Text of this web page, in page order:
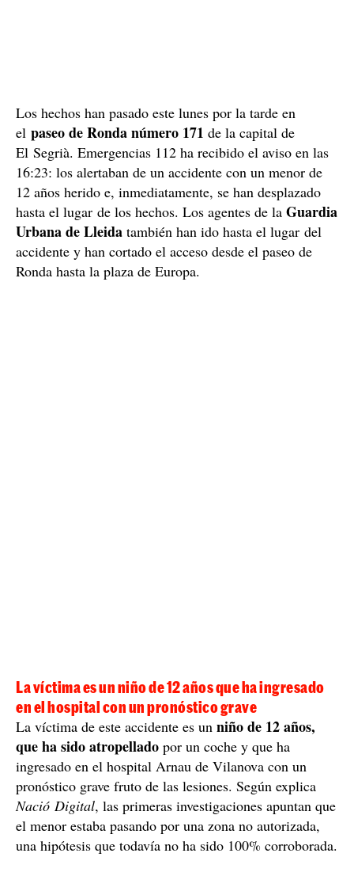
Los hechos han pasado este lunes por la tarde en
el paseo de Ronda número 171 de la capital de
El Segrià. Emergencias 112 ha recibido el aviso en las
16:23: los alertaban de un accidente con un menor de
12 años herido e, inmediatamente, se han desplazado
hasta el lugar de los hechos. Los agentes de la Guardia
Urbana de Lleida también han ido hasta el lugar del
accidente y han cortado el acceso desde el paseo de
Ronda hasta la plaza de Europa.